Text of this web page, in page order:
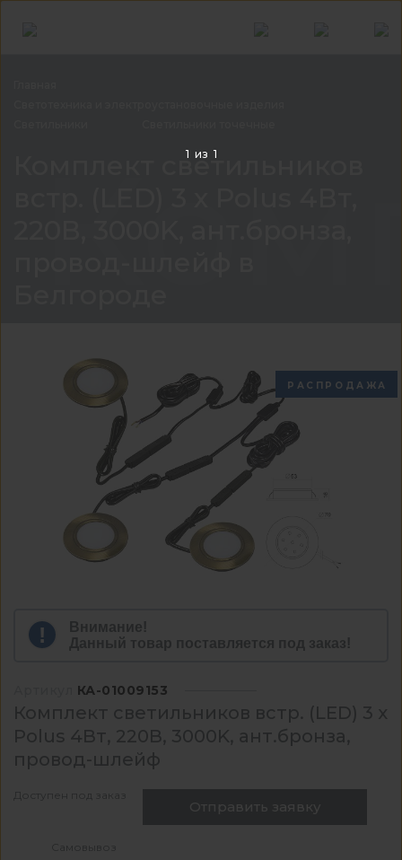
Комплект светильников
РАСПРОДАЖА
Внимание!
Данный товар поставляется под заказ!
КА-01009153
Комплект светильников встр. (LED) 3 х
Polus 4Вт, 220В, 3000K, ант.бронза,
провод-шлейф
Доступен под заказ
Отправить заявку
Самовывоз
1 из 1